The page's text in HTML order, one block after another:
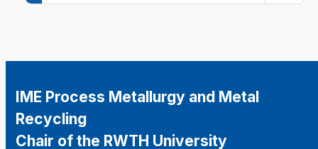
IME Process Metallurgy and Metal
Recycling
Chair of the RWTH University